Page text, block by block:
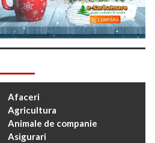
Afaceri
Agricultura
Animale de companie
Asigurari